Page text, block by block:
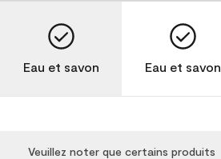
Eau et savon Eau et savon
Veuillez noter que certains produits